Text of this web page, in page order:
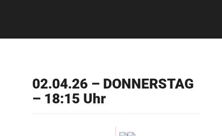
02.04.26 – DONNERSTAG
– 18:15 Uhr